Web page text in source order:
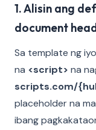
1. Alisin ang
document
Sa template ng
na <script> na
scripts.com/
placeholder na
ibang